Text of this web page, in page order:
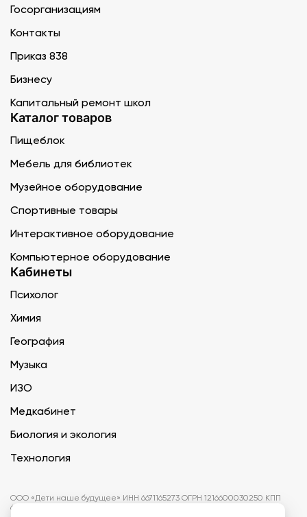
Госорганизациям
Контакты
Приказ 838
Бизнесу
Капитальный ремонт школ
Каталог товаров
Пищеблок
Мебель для библиотек
Музейное оборудование
Спортивные товары
Интерактивное оборудование
Компьютерное оборудование
Кабинеты
Психолог
Химия
География
Музыка
ИЗО
Медкабинет
Биология и экология
Технология
ООО «Дети наше будущее» ИНН 6671165273 ОГРН 1216600030250 КПП
667101001 БИК 046577674